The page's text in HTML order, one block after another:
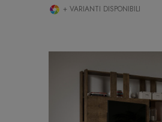
+ VARIANTI DISPONIBILI